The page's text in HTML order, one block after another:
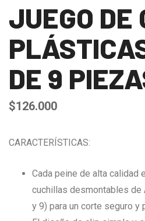
JUEGO DE
DE 9
$126.000
CARACTERÍSTICAS:
Cada peine de alta calidad
cuchillas desmontables de
y 9) para un corte seguro y